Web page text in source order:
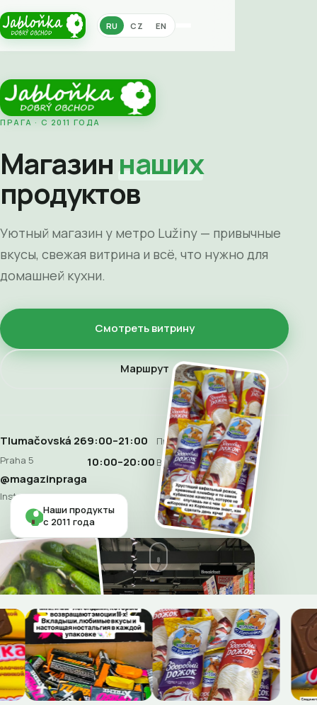
RU CZ EN
ПРАГА · С 2011 ГОДА
Магазин наших
продуктов
Уютный магазин у метро Lužiny — привычные
вкусы, свежая витрина и всё, что нужно для
домашней кухни.
Смотреть витрину
Маршрут
Tlumačovská 26
Praha 5
9:00–21:00 Пн–Сб
10:00–20:00 Воскресенье
@magazinpraga
Instagram
Наши продукты
с 2011 года